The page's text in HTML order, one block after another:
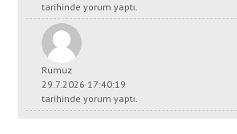
tarihinde yorum yaptı.
Rumuz
29.7.2026 17:40:19
tarihinde yorum yaptı.